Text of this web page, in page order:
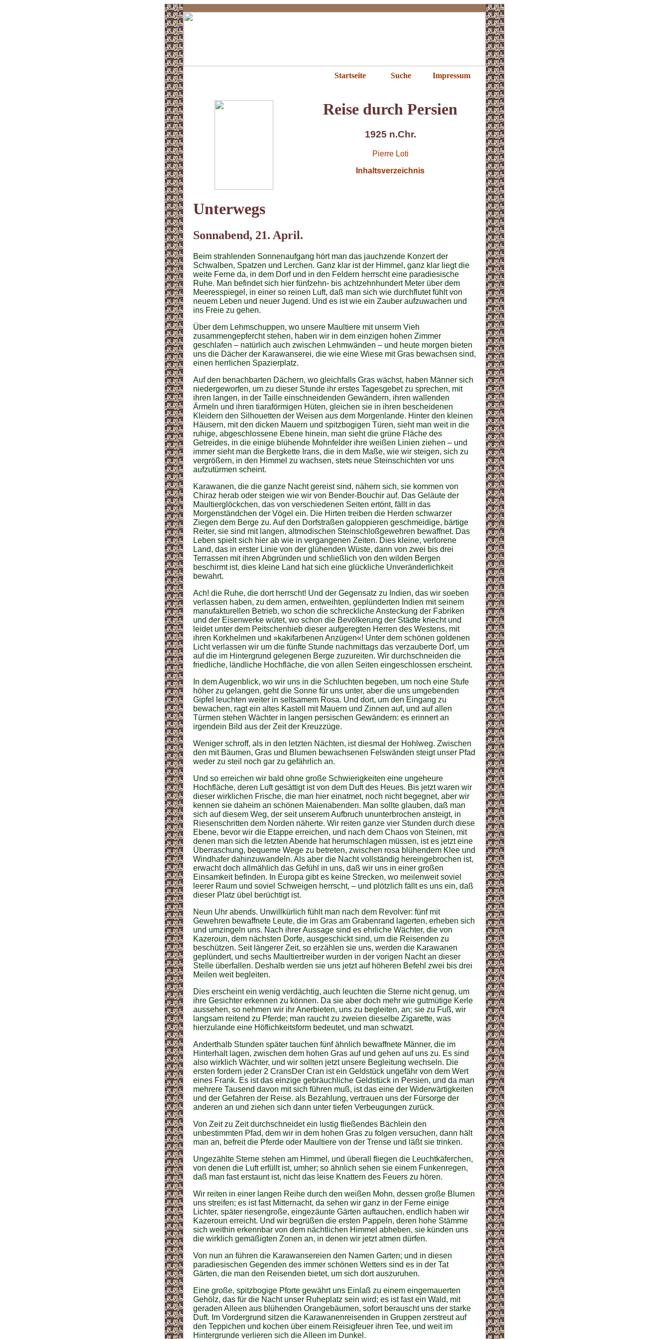
Startseite Suche Impressum
Reise durch Persien
1925 n.Chr.
Pierre Loti
Inhaltsverzeichnis
Unterwegs
Sonnabend, 21. April.
Beim strahlenden Sonnenaufgang hört man das jauchzende Konzert der
Schwalben, Spatzen und Lerchen. Ganz klar ist der Himmel, ganz klar liegt die
weite Ferne da, in dem Dorf und in den Feldern herrscht eine paradiesische
Ruhe. Man befindet sich hier fünfzehn- bis achtzehnhundert Meter über dem
Meeresspiegel, in einer so reinen Luft, daß man sich wie durchflutet fühlt von
neuem Leben und neuer Jugend. Und es ist wie ein Zauber aufzuwachen und
ins Freie zu gehen.
Über dem Lehmschuppen, wo unsere Maultiere mit unserm Vieh
zusammengepfercht stehen, haben wir in dem einzigen hohen Zimmer
geschlafen – natürlich auch zwischen Lehmwänden – und heute morgen bieten
uns die Dächer der Karawanserei, die wie eine Wiese mit Gras bewachsen sind,
einen herrlichen Spazierplatz.
Auf den benachbarten Dächern, wo gleichfalls Gras wächst, haben Männer sich
niedergeworfen, um zu dieser Stunde ihr erstes Tagesgebet zu sprechen, mit
ihren langen, in der Taille einschneidenden Gewändern, ihren wallenden
Ärmeln und ihren tiaraförmigen Hüten, gleichen sie in ihren bescheidenen
Kleidern den Silhouetten der Weisen aus dem Morgenlande. Hinter den kleinen
Häusern, mit den dicken Mauern und spitzbogigen Türen, sieht man weit in die
ruhige, abgeschlossene Ebene hinein, man sieht die grüne Fläche des
Getreides, in die einige blühende Mohnfelder ihre weißen Linien ziehen – und
immer sieht man die Bergkette Irans, die in dem Maße, wie wir steigen, sich zu
vergrößern, in den Himmel zu wachsen, stets neue Steinschichten vor uns
aufzutürmen scheint.
Karawanen, die die ganze Nacht gereist sind, nähern sich, sie kommen von
Chiraz herab oder steigen wie wir von Bender-Bouchir auf. Das Geläute der
Maultierglöckchen, das von verschiedenen Seiten ertönt, fällt in das
Morgenständchen der Vögel ein. Die Hirten treiben die Herden schwarzer
Ziegen dem Berge zu. Auf den Dorfstraßen galoppieren geschmeidige, bärtige
Reiter, sie sind mit langen, altmodischen Steinschloßgewehren bewaffnet. Das
Leben spielt sich hier ab wie in vergangenen Zeiten. Dies kleine, verlorene
Land, das in erster Linie von der glühenden Wüste, dann von zwei bis drei
Terrassen mit ihren Abgründen und schließlich von den wilden Bergen
beschirmt ist, dies kleine Land hat sich eine glückliche Unveränderlichkeit
bewahrt.
Ach! die Ruhe, die dort herrscht! Und der Gegensatz zu Indien, das wir soeben
verlassen haben, zu dem armen, entweihten, geplünderten Indien mit seinem
manufakturellen Betrieb, wo schon die schreckliche Ansteckung der Fabriken
und der Eisenwerke wütet, wo schon die Bevölkerung der Städte kriecht und
leidet unter dem Peitschenhieb dieser aufgeregten Herren des Westens, mit
ihren Korkhelmen und »kakifarbenen Anzügen«! Unter dem schönen goldenen
Licht verlassen wir um die fünfte Stunde nachmittags das verzauberte Dorf, um
auf die im Hintergrund gelegenen Berge zuzureiten. Wir durchschneiden die
friedliche, ländliche Hochfläche, die von allen Seiten eingeschlossen erscheint.
In dem Augenblick, wo wir uns in die Schluchten begeben, um noch eine Stufe
höher zu gelangen, geht die Sonne für uns unter, aber die uns umgebenden
Gipfel leuchten weiter in seltsamem Rosa. Und dort, um den Eingang zu
bewachen, ragt ein altes Kastell mit Mauern und Zinnen auf, und auf allen
Türmen stehen Wächter in langen persischen Gewändern: es erinnert an
irgendein Bild aus der Zeit der Kreuzzüge.
Weniger schroff, als in den letzten Nächten, ist diesmal der Hohlweg. Zwischen
den mit Bäumen, Gras und Blumen bewachsenen Felswänden steigt unser Pfad
weder zu steil noch gar zu gefährlich an.
Und so erreichen wir bald ohne große Schwierigkeiten eine ungeheure
Hochfläche, deren Luft gesättigt ist von dem Duft des Heues. Bis jetzt waren wir
dieser wirklichen Frische, die man hier einatmet, noch nicht begegnet, aber wir
kennen sie daheim an schönen Maienabenden. Man sollte glauben, daß man
sich auf diesem Weg, der seit unserem Aufbruch ununterbrochen ansteigt, in
Riesenschritten dem Norden näherte. Wir reiten ganze vier Stunden durch diese
Ebene, bevor wir die Etappe erreichen, und nach dem Chaos von Steinen, mit
denen man sich die letzten Abende hat herumschlagen müssen, ist es jetzt eine
Überraschung, bequeme Wege zu betreten, zwischen rosa blühendem Klee und
Windhafer dahinzuwandeln. Als aber die Nacht vollständig hereingebrochen ist,
erwacht doch allmählich das Gefühl in uns, daß wir uns in einer großen
Einsamkeit befinden. In Europa gibt es keine Strecken, wo meilenweit soviel
leerer Raum und soviel Schweigen herrscht, – und plötzlich fällt es uns ein, daß
dieser Platz übel berüchtigt ist.
Neun Uhr abends. Unwillkürlich fühlt man nach dem Revolver: fünf mit
Gewehren bewaffnete Leute, die im Gras am Grabenrand lagerten, erheben sich
und umzingeln uns. Nach ihrer Aussage sind es ehrliche Wächter, die von
Kazeroun, dem nächsten Dorfe, ausgeschickt sind, um die Reisenden zu
beschützen. Seit längerer Zeit, so erzählen sie uns, werden die Karawanen
geplündert, und sechs Maultiertreiber wurden in der vorigen Nacht an dieser
Stelle überfallen. Deshalb werden sie uns jetzt auf höheren Befehl zwei bis drei
Meilen weit begleiten.
Dies erscheint ein wenig verdächtig, auch leuchten die Sterne nicht genug, um
ihre Gesichter erkennen zu können. Da sie aber doch mehr wie gutmütige Kerle
aussehen, so nehmen wir ihr Anerbieten, uns zu begleiten, an; sie zu Fuß, wir
langsam reitend zu Pferde; man raucht zu zweien dieselbe Zigarette, was
hierzulande eine Höflichkeitsform bedeutet, und man schwatzt.
Anderthalb Stunden später tauchen fünf ähnlich bewaffnete Männer, die im
Hinterhalt lagen, zwischen dem hohen Gras auf und gehen auf uns zu. Es sind
also wirklich Wächter, und wir sollten jetzt unsere Begleitung wechseln. Die
ersten fordern jeder 2 CransDer Cran ist ein Geldstück ungefähr von dem Wert
eines Frank. Es ist das einzige gebräuchliche Geldstück in Persien, und da man
mehrere Tausend davon mit sich führen muß, ist das eine der Widerwärtigkeiten
und der Gefahren der Reise. als Bezahlung, vertrauen uns der Fürsorge der
anderen an und ziehen sich dann unter tiefen Verbeugungen zurück.
Von Zeit zu Zeit durchschneidet ein lustig fließendes Bächlein den
unbestimmten Pfad, dem wir in dem hohen Gras zu folgen versuchen, dann hält
man an, befreit die Pferde oder Maultiere von der Trense und läßt sie trinken.
Ungezählte Sterne stehen am Himmel, und überall fliegen die Leuchtkäferchen,
von denen die Luft erfüllt ist, umher; so ähnlich sehen sie einem Funkenregen,
daß man fast erstaunt ist, nicht das leise Knattern des Feuers zu hören.
Wir reiten in einer langen Reihe durch den weißen Mohn, dessen große Blumen
uns streifen; es ist fast Mitternacht, da sehen wir ganz in der Ferne einige
Lichter, später riesengroße, eingezäunte Gärten auftauchen, endlich haben wir
Kazeroun erreicht. Und wir begrüßen die ersten Pappeln, deren hohe Stämme
sich weithin erkennbar von dem nächtlichen Himmel abheben, sie künden uns
die wirklich gemäßigten Zonen an, in denen wir jetzt atmen dürfen.
Von nun an führen die Karawansereien den Namen Garten; und in diesen
paradiesischen Gegenden des immer schönen Wetters sind es in der Tat
Gärten, die man den Reisenden bietet, um sich dort auszuruhen.
Eine große, spitzbogige Pforte gewährt uns Einlaß zu einem eingemauerten
Gehölz, das für die Nacht unser Ruheplatz sein wird; es ist fast ein Wald, mit
geraden Alleen aus blühenden Orangebäumen, sofort berauscht uns der starke
Duft. Im Vordergrund sitzen die Karawanenreisenden in Gruppen zerstreut auf
den Teppichen und kochen über einem Reisigfeuer ihren Tee, und weit im
Hintergrunde verlieren sich die Alleen im Dunkel.